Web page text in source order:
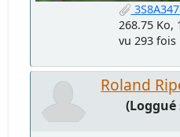
268.75 Ko,
vu 293 fois
Roland